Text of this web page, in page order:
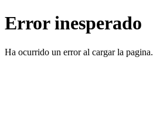
Error inesperado
Ha ocurrido un error al cargar la pagina.